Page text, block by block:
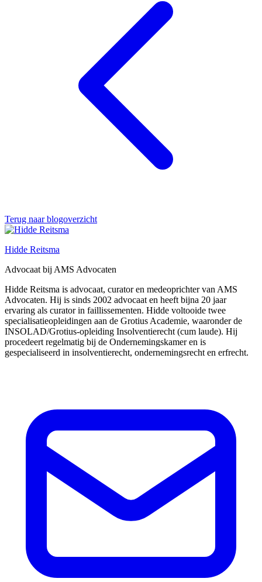
Terug naar blogoverzicht
Hidde Reitsma
Advocaat bij AMS Advocaten
Hidde Reitsma is advocaat, curator en medeoprichter van AMS
Advocaten. Hij is sinds 2002 advocaat en heeft bijna 20 jaar
ervaring als curator in faillissementen. Hidde voltooide twee
specialisatieopleidingen aan de Grotius Academie, waaronder de
INSOLAD/Grotius-opleiding Insolventierecht (cum laude). Hij
procedeert regelmatig bij de Ondernemingskamer en is
gespecialiseerd in insolventierecht, ondernemingsrecht en erfrecht.